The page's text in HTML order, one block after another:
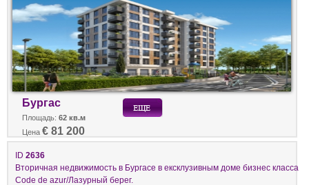
Бургас
Площадь: 62 кв.м
Цена € 81 200
ID 2636
Вторичная недвижимость в Бургасе в ексклузивным доме бизнес класса
Code de azur/Лазурный берег.